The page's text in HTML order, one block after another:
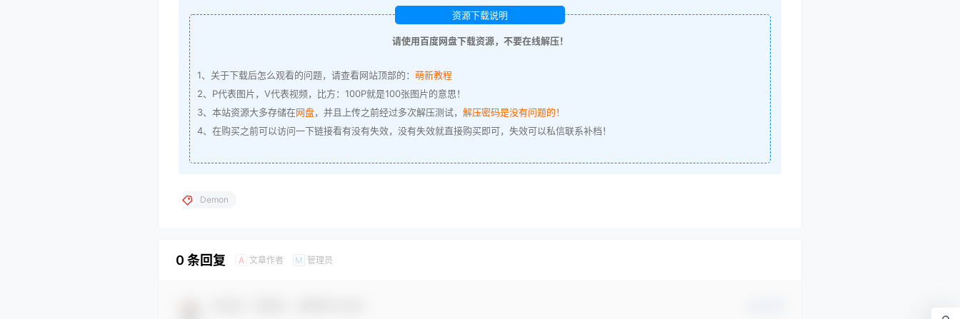
资源下载说明
请使用百度网盘下载资源，不要在线解压！
1、关于下载后怎么观看的问题，请查看网站顶部的： 萌新教程
2、P代表图片，V代表视频，比方：100P就是100张图片的意思！
3、本站资源大多存储在网盘，并且上传之前经过多次解压测试， 解压密码是没有问题的！
4、在购买之前可以访问一下链接看有没有失效，没有失效就直接购买即可，失效可以私信联系补档！
Demon
0 条回复 A 文章作者 M 管理员